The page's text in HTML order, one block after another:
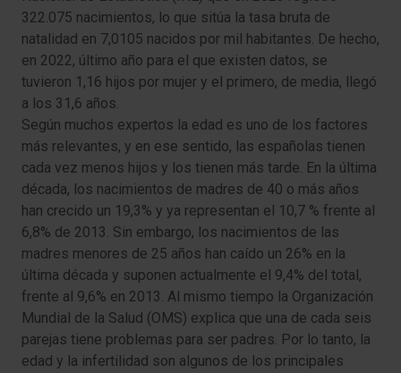
322.075 nacimientos, lo que sitúa la tasa bruta de
natalidad en 7,0105 nacidos por mil habitantes. De hecho,
en 2022, último año para el que existen datos, se
tuvieron 1,16 hijos por mujer y el primero, de media, llegó
a los 31,6 años.
Según muchos expertos la edad es uno de los factores
más relevantes, y en ese sentido, las españolas tienen
cada vez menos hijos y los tienen más tarde. En la última
década, los nacimientos de madres de 40 o más años
han crecido un 19,3% y ya representan el 10,7 % frente al
6,8% de 2013. Sin embargo, los nacimientos de las
madres menores de 25 años han caído un 26% en la
última década y suponen actualmente el 9,4% del total,
frente al 9,6% en 2013. Al mismo tiempo la Organización
Mundial de la Salud (OMS) explica que una de cada seis
parejas tiene problemas para ser padres. Por lo tanto, la
edad y la infertilidad son algunos de los principales